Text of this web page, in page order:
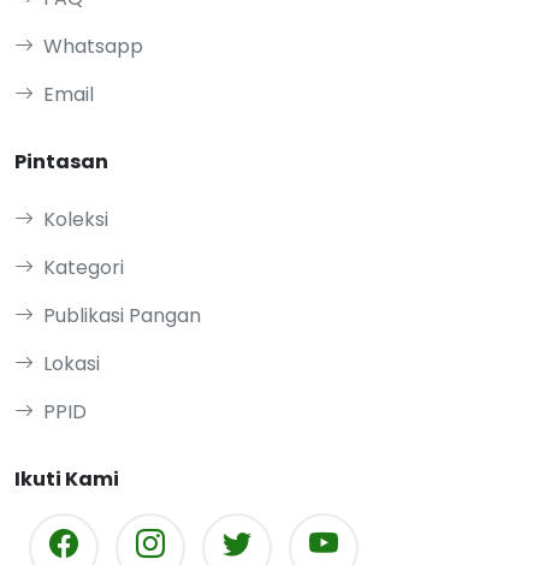
Whatsapp
Email
Pintasan
Koleksi
Kategori
Publikasi Pangan
Lokasi
PPID
Ikuti Kami